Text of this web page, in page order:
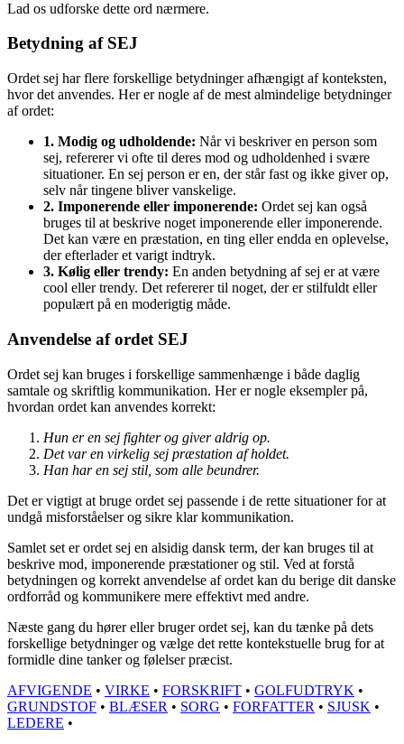
Lad os udforske dette ord nærmere.
Betydning af SEJ
Ordet sej har flere forskellige betydninger afhængigt af konteksten,
hvor det anvendes. Her er nogle af de mest almindelige betydninger
af ordet:
1. Modig og udholdende: Når vi beskriver en person som
sej, refererer vi ofte til deres mod og udholdenhed i svære
situationer. En sej person er en, der står fast og ikke giver op,
selv når tingene bliver vanskelige.
2. Imponerende eller imponerende: Ordet sej kan også
bruges til at beskrive noget imponerende eller imponerende.
Det kan være en præstation, en ting eller endda en oplevelse,
der efterlader et varigt indtryk.
3. Kølig eller trendy: En anden betydning af sej er at være
cool eller trendy. Det refererer til noget, der er stilfuldt eller
populært på en moderigtig måde.
Anvendelse af ordet SEJ
Ordet sej kan bruges i forskellige sammenhænge i både daglig
samtale og skriftlig kommunikation. Her er nogle eksempler på,
hvordan ordet kan anvendes korrekt:
Hun er en sej fighter og giver aldrig op.
Det var en virkelig sej præstation af holdet.
Han har en sej stil, som alle beundrer.
Det er vigtigt at bruge ordet sej passende i de rette situationer for at
undgå misforståelser og sikre klar kommunikation.
Samlet set er ordet sej en alsidig dansk term, der kan bruges til at
beskrive mod, imponerende præstationer og stil. Ved at forstå
betydningen og korrekt anvendelse af ordet kan du berige dit danske
ordforråd og kommunikere mere effektivt med andre.
Næste gang du hører eller bruger ordet sej, kan du tænke på dets
forskellige betydninger og vælge det rette kontekstuelle brug for at
formidle dine tanker og følelser præcist.
AFVIGENDE • VIRKE • FORSKRIFT • GOLFUDTRYK •
GRUNDSTOF • BLÆSER • SORG • FORFATTER • SJUSK •
LEDERE •